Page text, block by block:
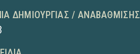
ΔΗΜΙΟΥΡΓΊΑΣ / ΑΝΑΒΆΘΜΙΣΗΣ